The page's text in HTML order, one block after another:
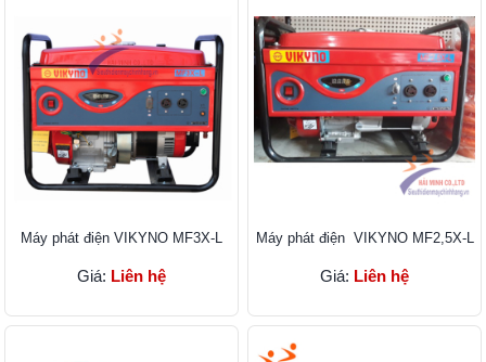
Máy phát điện VIKYNO MF3X-L
Giá: Liên hệ
Máy phát điện VIKYNO MF2,5X-L
Giá: Liên hệ